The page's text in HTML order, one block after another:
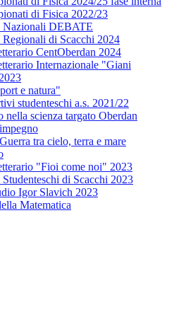
di Fisica 2022/23
Nazionali DEBATE
di Scacchi 2024
CentOberdan 2024
Internazionale "Giani
e natura"
studenteschi a.s. 2021/22
nella scienza targato Oberdan
tra cielo, terra e mare
"Fioi come noi" 2023
di Scacchi 2023
Igor Slavich 2023
Matematica